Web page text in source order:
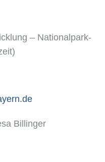
– Nationalpark-